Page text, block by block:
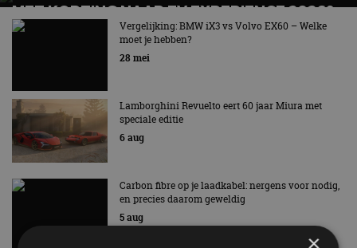
MET KORTING NAAR EV EXPERIENCE 2026?
AUTORAI REGELT HET!
EV Experience 2026 van 24 tot 26 september
Vergelijking: BMW iX3 vs Volvo EX60 – Welke
moet je hebben?
28 mei
Lamborghini Revuelto eert 60 jaar Miura met
speciale editie
6 aug
Carbon fibre op je laadkabel: nergens voor nodig,
en precies daarom geweldig
5 aug
×